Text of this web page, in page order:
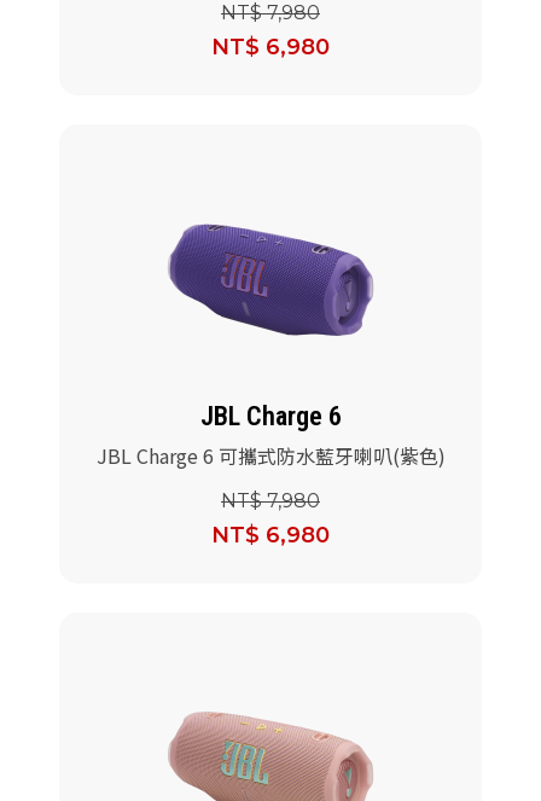
NT$ 7,980
NT$ 6,980
JBL Charge 6
JBL Charge 6 可攜式防水藍牙喇叭(紫色)
NT$ 7,980
NT$ 6,980